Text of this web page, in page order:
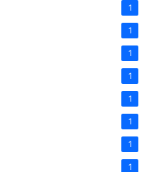
1
1
1
1
1
1
1
1